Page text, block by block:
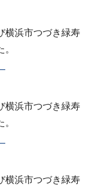
浜市つづき緑寿
浜市つづき緑寿
浜市つづき緑寿